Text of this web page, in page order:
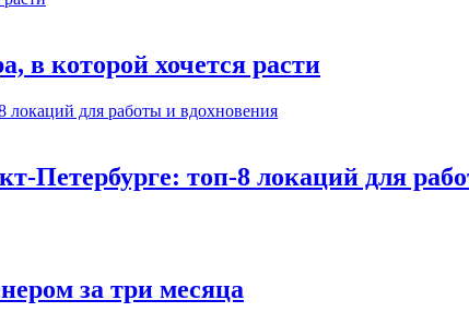
в которой хочется расти
Петербурге: топ-8 локаций для
за три месяца